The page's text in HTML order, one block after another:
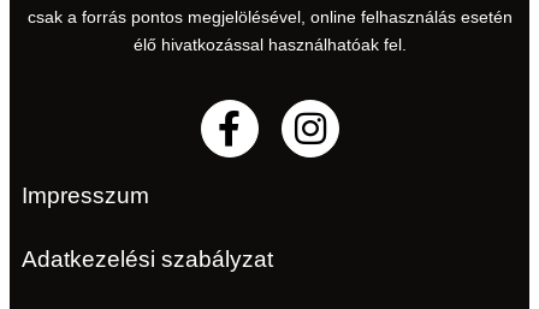
csak a forrás pontos megjelölésével, online felhasználás esetén
élő hivatkozással használhatóak fel.
Impresszum
Adatkezelési szabályzat